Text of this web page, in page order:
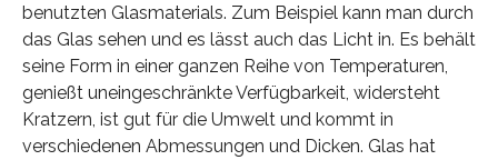
benutzten Glasmaterials. Zum Beispiel kann man durch
das Glas sehen und es lässt auch das Licht in. Es behält
seine Form in einer ganzen Reihe von Temperaturen,
genießt uneingeschränkte Verfügbarkeit, widersteht
Kratzern, ist gut für die Umwelt und kommt in
verschiedenen Abmessungen und Dicken. Glas hat